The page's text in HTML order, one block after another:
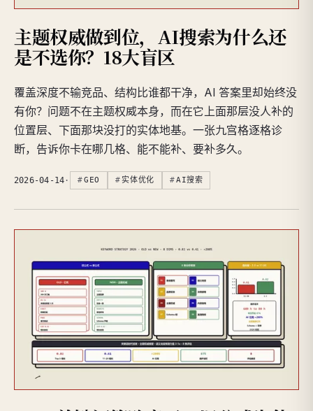
主题权威做到位，AI搜索为什么还
是不选你？18大盲区
覆盖深度不输竞品、结构比谁都干净，AI 答案里却始终没
有你？问题不在主题权威本身，而在它上面那层没人补的
位置层、下面那块没打的实体地基。一张九宫格逐格诊
断，告诉你卡在哪几格、能不能补、要补多久。
2026-04-14 · GEO 实体优化 AI搜索